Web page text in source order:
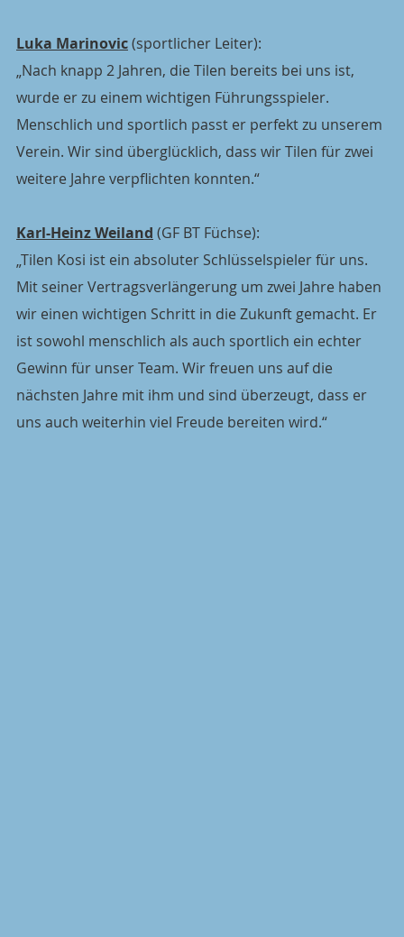
Luka Marinovic (sportlicher Leiter):
„Nach knapp 2 Jahren, die Tilen bereits bei uns ist,
wurde er zu einem wichtigen Führungsspieler.
Menschlich und sportlich passt er perfekt zu unserem
Verein. Wir sind überglücklich, dass wir Tilen für zwei
weitere Jahre verpflichten konnten.“
Karl-Heinz Weiland (GF BT Füchse):
„Tilen Kosi ist ein absoluter Schlüsselspieler für uns.
Mit seiner Vertragsverlängerung um zwei Jahre haben
wir einen wichtigen Schritt in die Zukunft gemacht. Er
ist sowohl menschlich als auch sportlich ein echter
Gewinn für unser Team. Wir freuen uns auf die
nächsten Jahre mit ihm und sind überzeugt, dass er
uns auch weiterhin viel Freude bereiten wird.“